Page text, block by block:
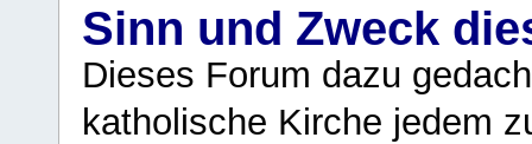
Sinn und Zweck
Dieses Forum dazu
katholische Kirche jedem